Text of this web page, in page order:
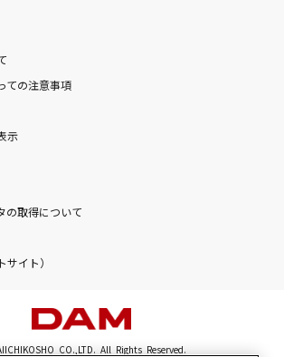
ての注意事項
示
の取得について
サイト）
CO.,LTD. All Rights Reserved.